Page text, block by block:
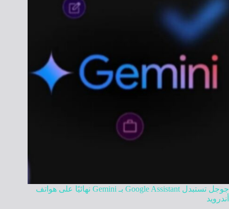
جوجل تستبدل Google Assistant بـ Gemini نهائيًا على هواتف
أندرويد